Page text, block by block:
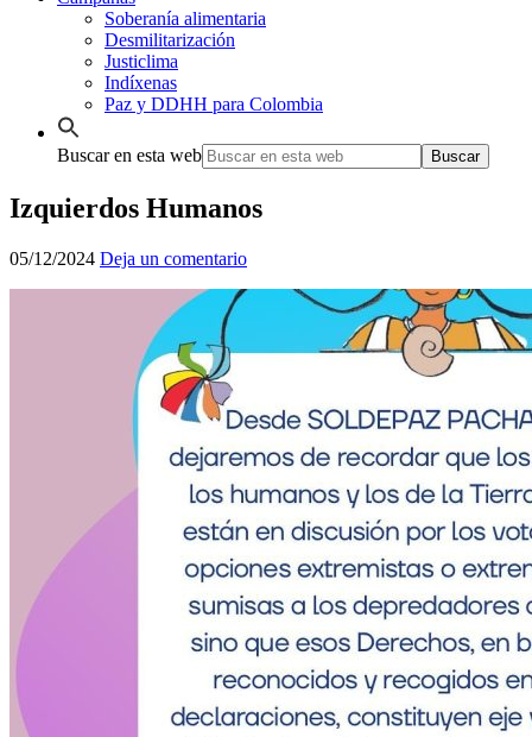
Soberanía alimentaria
Desmilitarización
Justiclima
Indíxenas
Paz y DDHH para Colombia
Buscar en esta web
Izquierdos Humanos
05/12/2024 Deja un comentario